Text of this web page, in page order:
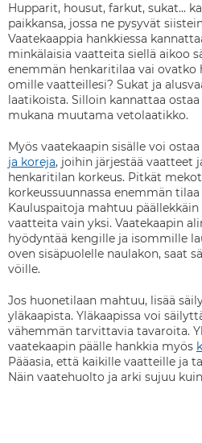
Hupparit, housut, farkut, sukat...
paikkansa, jossa ne pysyvät
Vaatekaappia hankkiessa
minkälaisia vaatteita siellä aikoo
enemmän henkaritilaa vai
omille vaatteillesi? Sukat ja
laatikoista. Silloin kannattaa
mukana muutama vetolaatikko.
Myös vaatekaapin sisälle voi
ja koreja, joihin järjestää vaatteet
henkaritilan korkeus. Pitkät
korkeussuunnassa enemmän
Kauluspaitoja mahtuu
vaatteita vain yksi. Vaatekaapin
hyödyntää kengille ja isommille
oven sisäpuolelle naulakon, saat
vöille.
Jos huonetilaan mahtuu, lisää
yläkaapista. Yläkaapissa voi
vähemmän tarvittavia tavaroita.
vaatekaapin päälle hankkia myös
Pääasia, että kaikille vaatteille ja
Näin vaatehuolto ja arki sujuu